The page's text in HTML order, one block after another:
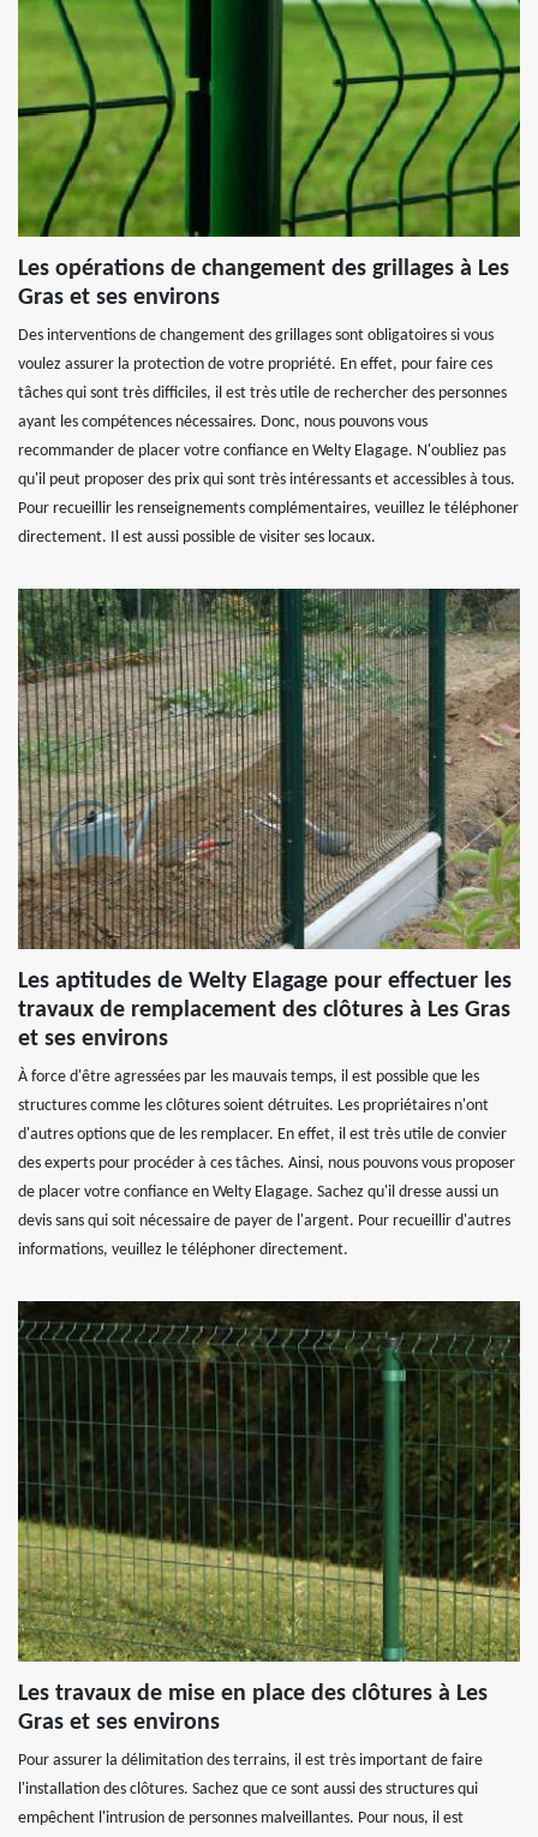
Les opérations de changement des grillages à Les
Gras et ses environs
Des interventions de changement des grillages sont obligatoires si vous
voulez assurer la protection de votre propriété. En effet, pour faire ces
tâches qui sont très difficiles, il est très utile de rechercher des personnes
ayant les compétences nécessaires. Donc, nous pouvons vous
recommander de placer votre confiance en Welty Elagage. N'oubliez pas
qu'il peut proposer des prix qui sont très intéressants et accessibles à tous.
Pour recueillir les renseignements complémentaires, veuillez le téléphoner
directement. Il est aussi possible de visiter ses locaux.
Les aptitudes de Welty Elagage pour effectuer les
travaux de remplacement des clôtures à Les Gras
et ses environs
À force d'être agressées par les mauvais temps, il est possible que les
structures comme les clôtures soient détruites. Les propriétaires n'ont
d'autres options que de les remplacer. En effet, il est très utile de convier
des experts pour procéder à ces tâches. Ainsi, nous pouvons vous proposer
de placer votre confiance en Welty Elagage. Sachez qu'il dresse aussi un
devis sans qui soit nécessaire de payer de l'argent. Pour recueillir d'autres
informations, veuillez le téléphoner directement.
Les travaux de mise en place des clôtures à Les
Gras et ses environs
Pour assurer la délimitation des terrains, il est très important de faire
l'installation des clôtures. Sachez que ce sont aussi des structures qui
empêchent l'intrusion de personnes malveillantes. Pour nous, il est